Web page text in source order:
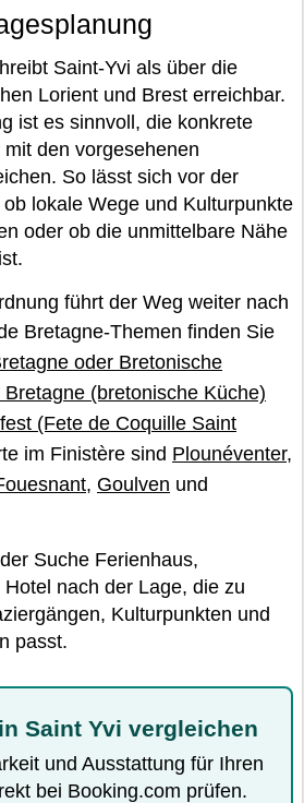
Saint-Yvi als über die
Lorient und Brest erreichbar.
ist es sinnvoll, die konkrete
den vorgesehenen
So lässt sich vor der
lokale Wege und Kulturpunkte
oder ob die unmittelbare Nähe
führt der Weg weiter nach
Bretagne-Themen finden Sie
oder Bretonische
Bretagne (bretonische Küche)
(Fete de Coquille Saint
im Finistère sind Plounéventer,
, Goulven und
Suche Ferienhaus,
nach der Lage, die zu
Kulturpunkten und
passt.
Saint Yvi vergleichen
und Ausstattung für Ihren
bei Booking.com prüfen.